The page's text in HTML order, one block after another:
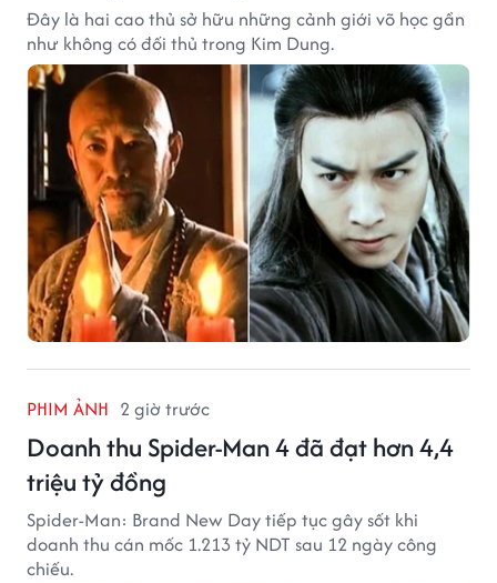
Đây là hai cao thủ sở hữu những cảnh giới võ học gần
như không có đối thủ trong Kim Dung.
PHIM ẢNH 2 giờ trước
Doanh thu Spider-Man 4 đã đạt hơn 4,4
triệu tỷ đồng
Spider-Man: Brand New Day tiếp tục gây sốt khi
doanh thu cán mốc 1.213 tỷ NDT sau 12 ngày công
chiếu.